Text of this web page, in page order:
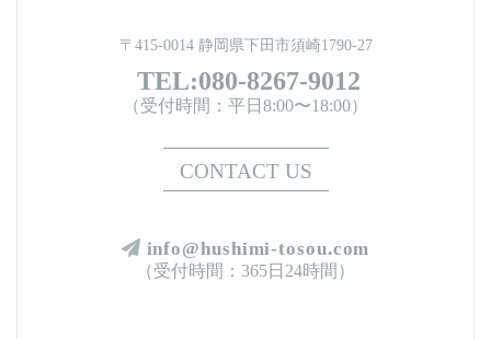
〒415-0014 静岡県下田市須崎1790-27
TEL:080-8267-9012
（受付時間：平日8:00〜18:00）
CONTACT US
info@hushimi-tosou.com
（受付時間：365日24時間）